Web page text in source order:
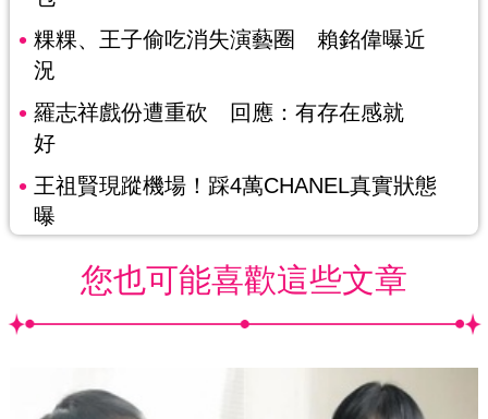
粿粿、王子偷吃消失演藝圈 賴銘偉曝近
況
羅志祥戲份遭重砍 回應：有存在感就
好
王祖賢現蹤機場！踩4萬CHANEL真實狀態
曝
您也可能喜歡這些文章